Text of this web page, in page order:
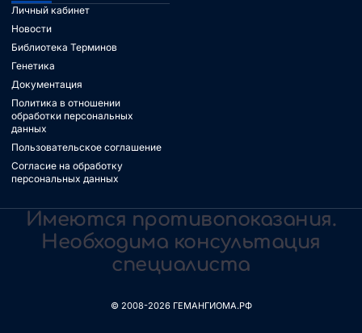
Личный кабинет
Новости
Библиотека Терминов
Генетика
Документация
Политика в отношении
обработки персональных
данных
Пользовательское соглашение
Согласие на обработку
персональных данных
Имеются противопоказания.
Необходима консультация
специалиста
© 2008-2026 ГЕМАНГИОМА.РФ